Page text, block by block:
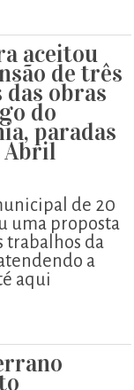
aceitou
de três
das obras
do
paradas
Abril
de 20
uma proposta
trabalhos da
a
aqui